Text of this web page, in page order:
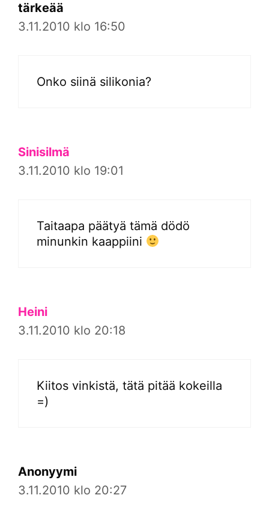
tärkeää
3.11.2010 klo 16:50
Onko siinä silikonia?
Sinisilmä
3.11.2010 klo 19:01
Taitaapa päätyä tämä dödö
minunkin kaappiini
Heini
3.11.2010 klo 20:18
Kiitos vinkistä, tätä pitää kokeilla
=)
Anonyymi
3.11.2010 klo 20:27